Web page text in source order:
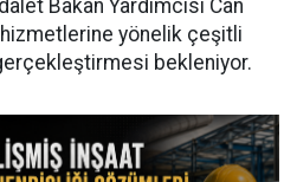
Bakan Yardımcısı Can
yönelik çeşitli
bekleniyor.